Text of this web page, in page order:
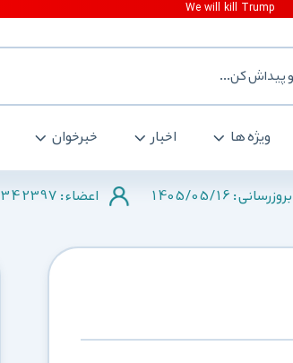
ویژه ها اخبار خبرخوان
:
1405/05/16 اعضاء : 342397